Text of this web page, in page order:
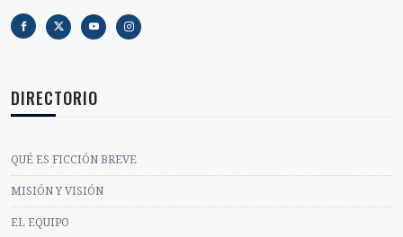
DIRECTORIO
QUÉ ES FICCIÓN BREVE
MISIÓN Y VISIÓN
EL EQUIPO